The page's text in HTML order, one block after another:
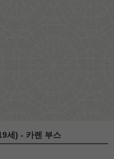
세) - 카렌 부스